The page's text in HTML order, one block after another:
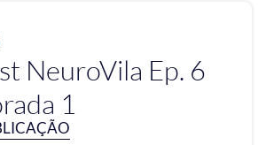
NeuroVila Ep. 6
1